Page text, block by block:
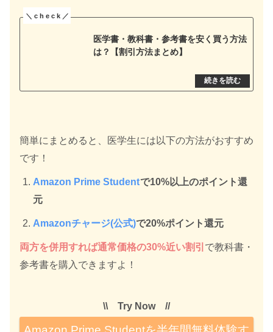
医学書・教科書・参考書を安く買う方法
は？【割引方法まとめ】
簡単にまとめると、医学生には以下の方法がおすすめ
です！
Amazon Prime Studentで10%以上のポイント還
元
Amazonチャージ(公式)で20%ポイント還元
両方を併用すれば通常価格の30%近い割引 で教科書・
参考書を購入できますよ！
\\ Try Now //